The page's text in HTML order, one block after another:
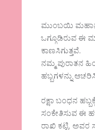
ಮುಂಬಯಿ
ಒಗ್ಗೂಡಿರುವ ಈ
ಕಾಣಸಿಗುತ್ತವೆ.
ನಮ್ಮ ಪುರಾತನ
ಹಬ್ಬಗಳನ್ನು
ರಕ್ಷಾ ಬಂಧನ
ಸಂಕೇತಿಸುವ ಈ